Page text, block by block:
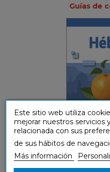
Guías de
Este sitio web utiliza
mejorar nuestros servicios
relacionada con sus
de sus hábitos de
Más información